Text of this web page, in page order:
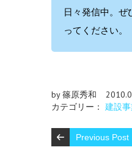
日々発信中。ぜ
ってください。
by 篠原秀和
カテゴリー： 建設
Previous Post